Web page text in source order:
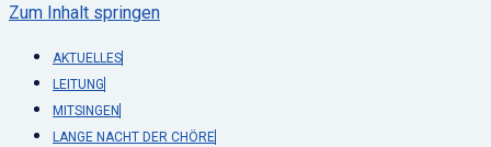
Zum Inhalt springen
AKTUELLES
LEITUNG
MITSINGEN
LANGE NACHT DER CHÖRE